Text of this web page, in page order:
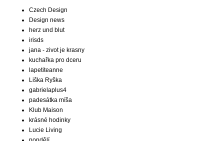
Czech Design
Design news
herz und blut
irisds
jana - zivot je krasny
kuchařka pro dceru
lapetiteanne
Liška Ryška
gabrielaplus4
padesátka míša
Klub Maison
krásné hodinky
Lucie Living